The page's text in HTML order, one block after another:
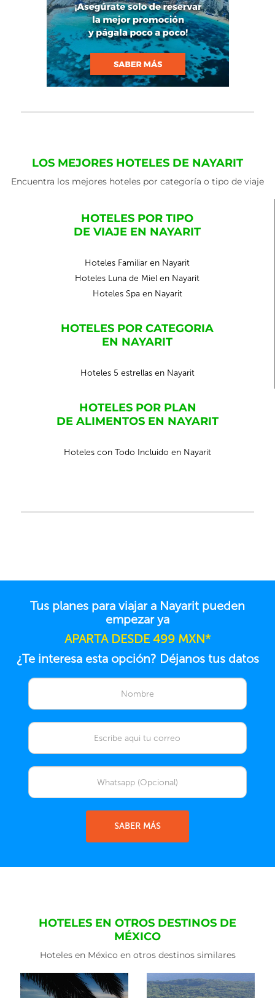
LOS MEJORES HOTELES DE NAYARIT
Encuentra los mejores hoteles por categoría o tipo de viaje
HOTELES POR TIPO
DE VIAJE EN NAYARIT
Hoteles Familiar en Nayarit
Hoteles Luna de Miel en Nayarit
Hoteles Spa en Nayarit
HOTELES POR CATEGORIA
EN NAYARIT
Hoteles 5 estrellas en Nayarit
HOTELES POR PLAN
DE ALIMENTOS EN NAYARIT
Hoteles con Todo Incluido en Nayarit
Tus planes para viajar a Nayarit pueden
empezar ya
APARTA DESDE 499 MXN*
¿Te interesa esta opción? Déjanos tus datos
SABER MÁS
HOTELES EN OTROS DESTINOS DE
MÉXICO
Hoteles en México en otros destinos similares